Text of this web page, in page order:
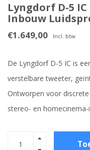
Lyngdorf D-5
Inbouw
€1.649,00 Incl. btw
De Lyngdorf D-5 IC is
verstelbare tweeter,
Ontworpen voor
stereo- en homecinema-